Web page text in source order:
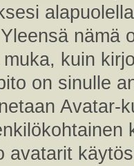
nämä
kuin
on sinulle
Avatar-
avatarit